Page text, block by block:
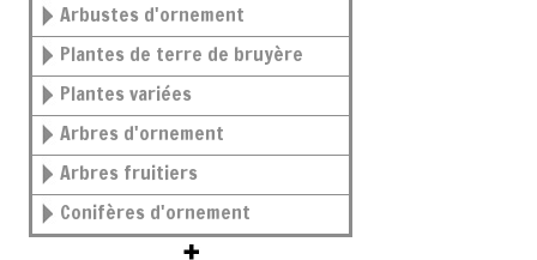
Arbustes d'ornement
Plantes de terre de bruyère
Plantes variées
Arbres d'ornement
Arbres fruitiers
Conifères d'ornement